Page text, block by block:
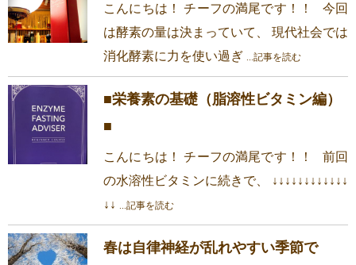
こんにちは！ チーフの満尾です！！ 今回
は酵素の量は決まっていて、 現代社会では
消化酵素に力を使い過ぎ ...記事を読む
■栄養素の基礎（脂溶性ビタミン編）
■
こんにちは！ チーフの満尾です！！ 前回
の水溶性ビタミンに続きで、 ↓↓↓↓↓↓↓↓↓↓↓↓
↓↓ ...記事を読む
春は自律神経が乱れやすい季節で